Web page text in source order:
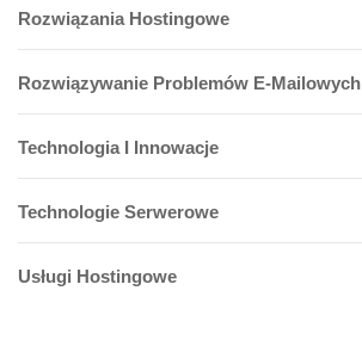
Rozwiązania Hostingowe
Rozwiązywanie Problemów E-Mailowych
Technologia I Innowacje
Technologie Serwerowe
Usługi Hostingowe